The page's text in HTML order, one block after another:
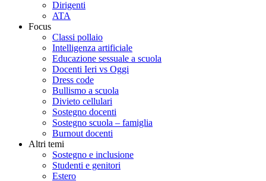
Dirigenti
ATA
Focus
Classi pollaio
Intelligenza artificiale
Educazione sessuale a scuola
Docenti Ieri vs Oggi
Dress code
Bullismo a scuola
Divieto cellulari
Sostegno docenti
Sostegno scuola – famiglia
Burnout docenti
Altri temi
Sostegno e inclusione
Studenti e genitori
Estero